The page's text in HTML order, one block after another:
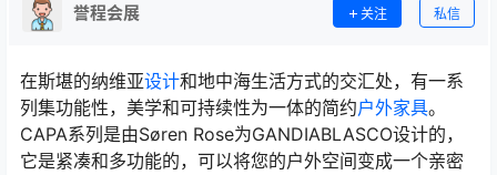
誉程会展 关注 私信
在斯堪的纳维亚设计和地中海生活方式的交汇处，有一系
列集功能性，美学和可持续性为一体的简约户外家具。
CAPA系列是由Søren Rose为GANDIABLASCO设计的，
它是紧凑和多功能的，可以将您的户外空间变成一个亲密